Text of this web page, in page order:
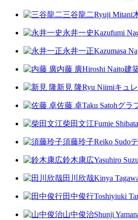
三谷龍二Ryuji Mitani
永井一史Kazufumi
永井一正Kazumasa
内藤 廣Hiroshi Naito建
新見 隆Ryu Niimiキュ
佐藤 卓Taku Satohグラ
柴田文江Fumie Shibata
須藤玲子Reiko Sudo
鈴木康広Yasuhiro
田川欣哉Kinya
田中俊行Toshiyiuki
山中俊治Shunji